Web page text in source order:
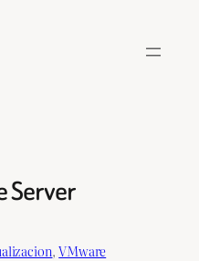
Server
, VMware